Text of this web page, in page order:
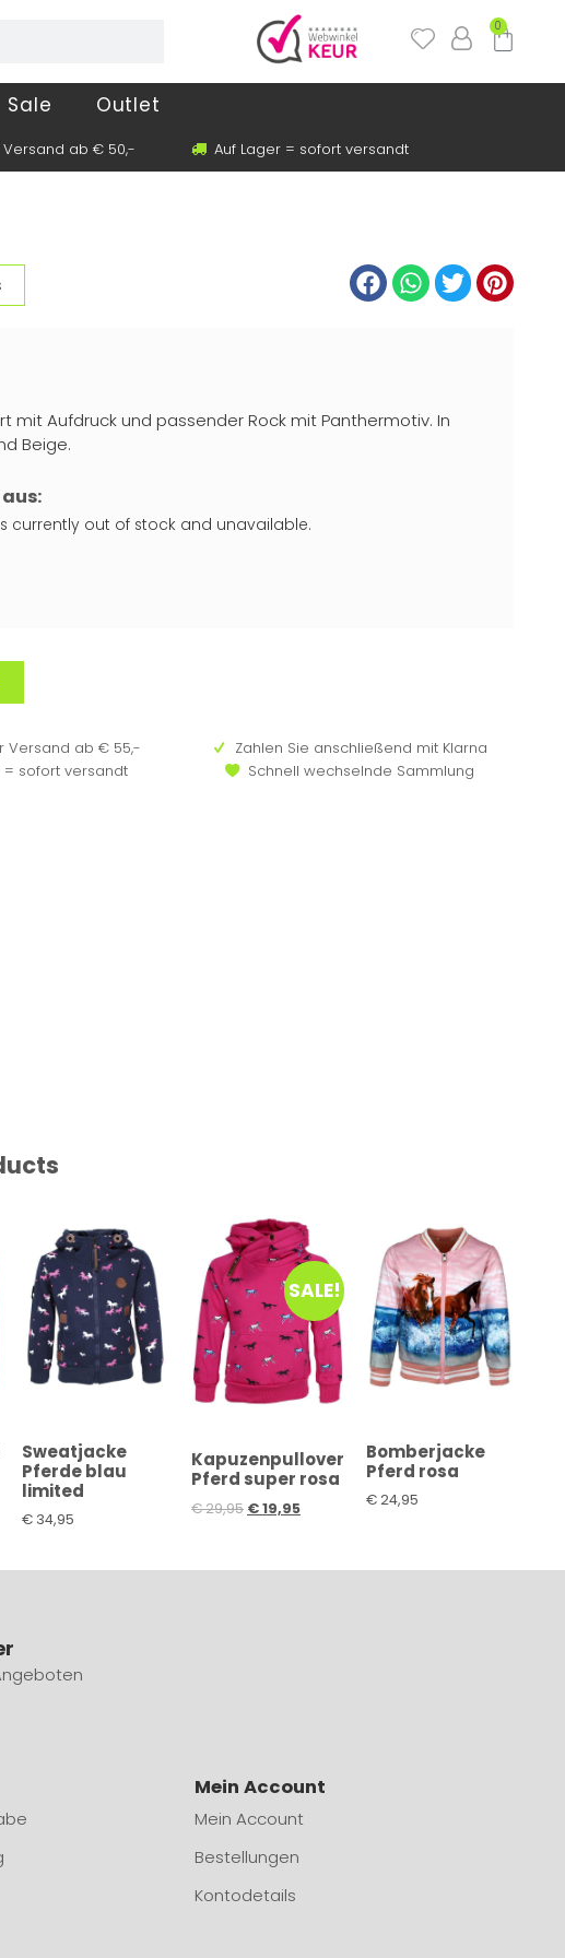
0
Sale Outlet
Versand ab € 50,- Auf Lager = sofort versandt
mit Aufdruck und passender Rock mit Panthermotiv. In
Beige.
currently out of stock and unavailable.
Versand ab € 55,-
= sofort versandt
Zahlen Sie anschließend mit Klarna
Schnell wechselnde Sammlung
Sweatjacke
Pferde blau
limited
€ 34,95
SALE!
Kapuzenpullover
Pferd super rosa
€29,95 €19,95
Bomberjacke
Pferd rosa
€24,95
Mein Account
Mein Account
Bestellungen
Kontodetails